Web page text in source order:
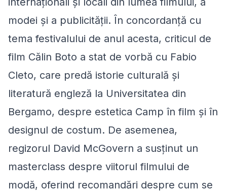
modei și a publicității. În concordanță cu
tema festivalului de anul acesta, criticul de
film Călin Boto a stat de vorbă cu Fabio
Cleto, care predă istorie culturală și
literatură engleză la Universitatea din
Bergamo, despre estetica Camp în film și în
designul de costum. De asemenea,
regizorul David McGovern a susținut un
masterclass despre viitorul filmului de
modă, oferind recomandări despre cum se